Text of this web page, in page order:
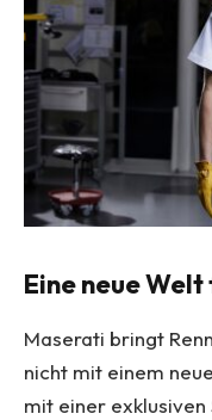
Eine neue
Maserati bringt
nicht mit einem
mit einer